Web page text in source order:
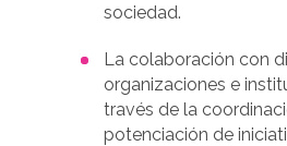
sociedad.
La colaboración con
organizaciones e
través de la
potenciación de